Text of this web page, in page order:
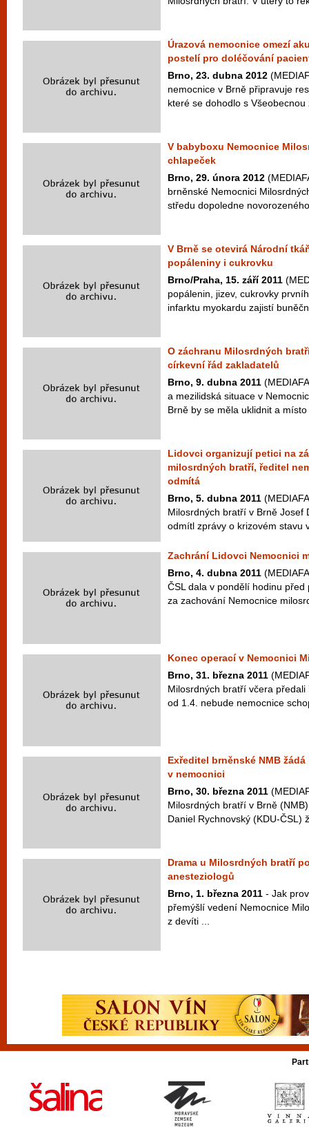
Úrazová nemocnice omezí
postelí pro doléčování
Brno, 23. dubna 2012
nemocnice v Brně připravuje
které se dohodlo s
V babyboxu Nemocnice
chlapeček
Brno, 29. února 2012
brněnské Nemocnici
středu dopoledne
V Brně se otevirá Národní
popáleniny i cukrovku
Brno/Praha, 15. září 2011
popálenin, jizev, cukrovky
infarktu myokardu zajistí
O záchranu Milosrdných
církevní řád zakladatelů
Brno, 9. dubna 2011
a mezilidská situace v
Brně by se měla uklidnit a
Lidovci organizují petici na
milosrdných bratří, ředitel
odmítá
Brno, 5. dubna 2011
Milosrdných bratří v Brně Josef
odmítl zprávy o krizovém stavu
Zachrání Lidovci Nemocnici
Brno, 4. dubna 2011
ČSL dala v pondělí hodinu
za zachování Nemocnice
Konec operací v Nemocnici
Brno, 31. března 2011
Milosrdných bratří včera
od 1.4. nebude nemocnice
Exředitel brněnské NMB
v nemocnici
Brno, 30. března 2011
Milosrdných bratří v Brně
Daniel Rychnovský (KDU-ČSL)
Drama u Milosrdných bratří
anesteziologů
Brno, 1. března 2011 - Jak
přemýšlí vedení Nemocnice
z devíti ...